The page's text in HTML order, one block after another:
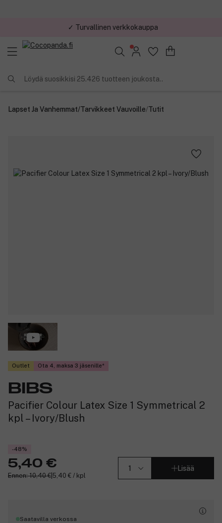
✓ Turvallinen verkkokauppa
✓ Kilpailukykyiset hinnat
Löydä suosikkisi 25.426 tuotteen joukosta..
Lapset Ja Vanhemmat/Tarvikkeet Vauvoille/Tutit
Outlet Ota 4, maksa 3 jäsenille
BIBS
Pacifier Colour Latex Size 1 Symmetrical 2
kpl – Ivory/Blush
-48%
5,40 €
Ennen: 10,40 € 5,40 € / kpl
Lisää
Saatavilla verkossa